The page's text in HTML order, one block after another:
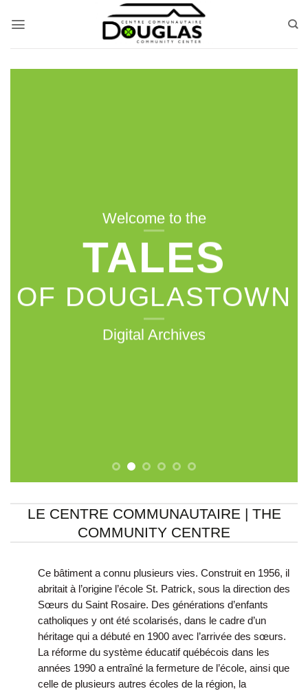
Découvrez des photos et des
histoires du patrimoine de
Douglastown
LE CENTRE COMMUNAUTAIRE | THE
COMMUNITY CENTRE
Ce bâtiment a connu plusieurs vies. Construit en 1956, il
abritait à l’origine l’école St. Patrick, sous la direction des
Sœurs du Saint Rosaire. Des générations d’enfants
catholiques y ont été scolarisés, dans le cadre d’un
héritage qui a débuté en 1900 avec l’arrivée des sœurs.
La réforme du système éducatif québécois dans les
années 1990 a entraîné la fermeture de l’école, ainsi que
celle de plusieurs autres écoles de la région, la